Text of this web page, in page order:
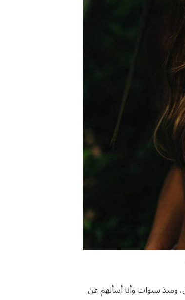
ومنذ سنوات وأنا أسألهم عن